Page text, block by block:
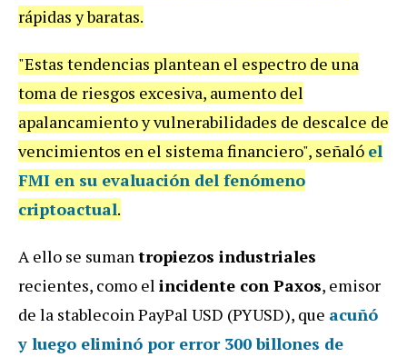
rápidas y baratas.
"Estas tendencias plantean el espectro de una
toma de riesgos excesiva, aumento del
apalancamiento y vulnerabilidades de descalce de
vencimientos en el sistema financiero", señaló el
FMI en su evaluación del fenómeno
criptoactual.
A ello se sumantropiezos industriales
recientes, como el incidente con Paxos, emisor
de la stablecoin PayPal USD (PYUSD), que acuñó
y luego eliminó por error 300 billones de